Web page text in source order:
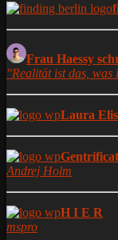
Frau Haessy
"Realität ist das,
Laura
Andrej Holm
H I E R
mspro